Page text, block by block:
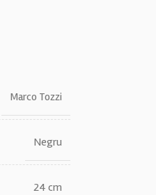
Marco Tozzi
Negru
24 cm